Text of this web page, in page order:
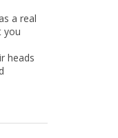
a real
you
heads